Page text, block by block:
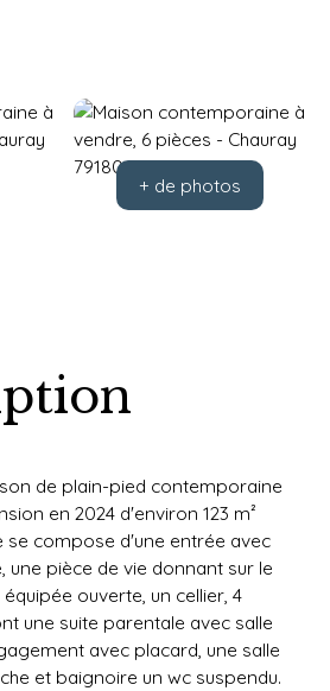
+ de photos
de plain-pied contemporaine
en 2024 d'environ 123 m²
se compose d'une entrée avec
une pièce de vie donnant sur le
ouverte, un cellier, 4
une suite parentale avec salle
avec placard, une salle
et baignoire un wc suspendu.